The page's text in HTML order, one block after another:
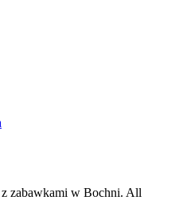
zabawkami w Bochni. All